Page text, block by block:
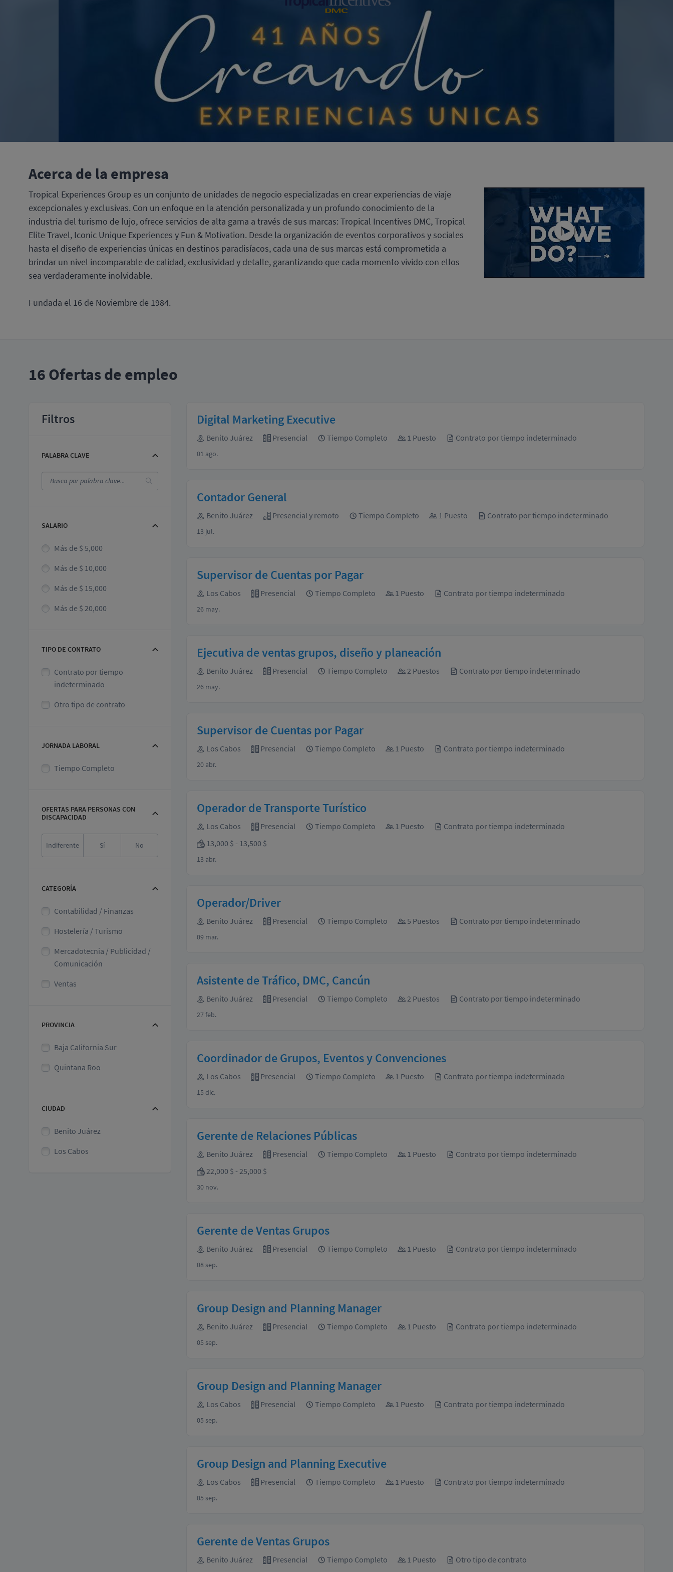
Acerca de la empresa
Tropical Experiences Group es un conjunto de unidades de negocio especializadas en crear experiencias de viaje
excepcionales y exclusivas. Con un enfoque en la atención personalizada y un profundo conocimiento de la
industria del turismo de lujo, ofrece servicios de alta gama a través de sus marcas: Tropical Incentives DMC, Tropical
Elite Travel, Iconic Unique Experiences y Fun & Motivation. Desde la organización de eventos corporativos y sociales
hasta el diseño de experiencias únicas en destinos paradisíacos, cada una de sus marcas está comprometida a
brindar un nivel incomparable de calidad, exclusividad y detalle, garantizando que cada momento vivido con ellos
sea verdaderamente inolvidable.
Fundada el 16 de Noviembre de 1984.
16 Ofertas de empleo
Filtros
PALABRA CLAVE
SALARIO
Más de $ 5,000
Más de $ 10,000
Más de $ 15,000
Más de $ 20,000
TIPO DE CONTRATO
Contrato por tiempo
indeterminado
Otro tipo de contrato
JORNADA LABORAL
Tiempo Completo
OFERTAS PARA PERSONAS CON
DISCAPACIDAD
Indiferente Sí No
CATEGORÍA
Contabilidad / Finanzas
Hostelería / Turismo
Mercadotecnia / Publicidad /
Comunicación
Ventas
PROVINCIA
Baja California Sur
Quintana Roo
CIUDAD
Benito Juárez
Los Cabos
Digital Marketing Executive
Benito Juárez Presencial Tiempo Completo 1 Puesto Contrato por tiempo indeterminado
01 ago.
Contador General
Benito Juárez Presencial y remoto Tiempo Completo 1 Puesto Contrato por tiempo indeterminado
13 jul.
Supervisor de Cuentas por Pagar
Los Cabos Presencial Tiempo Completo 1 Puesto Contrato por tiempo indeterminado
26 may.
Ejecutiva de ventas grupos, diseño y planeación
Benito Juárez Presencial Tiempo Completo 2 Puestos Contrato por tiempo indeterminado
26 may.
Supervisor de Cuentas por Pagar
Los Cabos Presencial Tiempo Completo 1 Puesto Contrato por tiempo indeterminado
20 abr.
Operador de Transporte Turístico
Los Cabos Presencial Tiempo Completo 1 Puesto
Contrato por tiempo indeterminado
13,000 $ - 13,500 $
13 abr.
Operador/Driver
Benito Juárez Presencial Tiempo Completo 5 Puestos Contrato por tiempo indeterminado
09 mar.
Asistente de Tráfico, DMC, Cancún
Benito Juárez Presencial Tiempo Completo 2 Puestos Contrato por tiempo indeterminado
27 feb.
Coordinador de Grupos, Eventos y Convenciones
Los Cabos Presencial Tiempo Completo 1 Puesto Contrato por tiempo indeterminado
15 dic.
Gerente de Relaciones Públicas
Benito Juárez Presencial Tiempo Completo 1 Puesto
Contrato por tiempo indeterminado
22,000 $ - 25,000 $
30 nov.
Gerente de Ventas Grupos
Benito Juárez Presencial Tiempo Completo 1 Puesto Contrato por tiempo indeterminado
08 sep.
Group Design and Planning Manager
Benito Juárez Presencial Tiempo Completo 1 Puesto Contrato por tiempo indeterminado
05 sep.
Group Design and Planning Manager
Los Cabos Presencial Tiempo Completo 1 Puesto Contrato por tiempo indeterminado
05 sep.
Group Design and Planning Executive
Los Cabos Presencial Tiempo Completo 1 Puesto Contrato por tiempo indeterminado
05 sep.
Gerente de Ventas Grupos
Benito Juárez Presencial Tiempo Completo 1 Puesto Otro tipo de contrato